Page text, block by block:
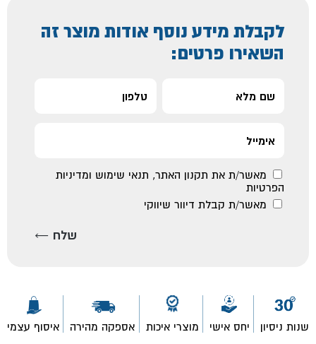
לקבלת מידע נוסף אודות מוצר זה
השאירו פרטים:
מאשר/ת את תקנון האתר, תנאי שימוש ומדיניות
הפרטיות
מאשר/ת קבלת דיוור שיווקי
שנות ניסיון יחס אישי מוצרי איכות אספקה מהירה איסוף עצמי